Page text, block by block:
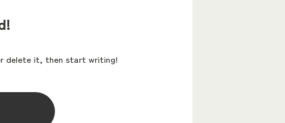
delete it, then start writing!